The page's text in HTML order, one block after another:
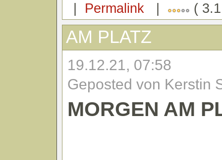
Permalink| (
AM PLATZ
19.12.21, 07:58
Geposted von Kerstin
MORGEN AM